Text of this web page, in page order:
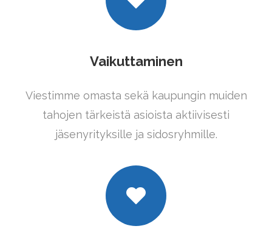
Vaikuttaminen
Viestimme omasta sekä kaupungin muiden
tahojen tärkeistä asioista aktiivisesti
jäsenyrityksille ja sidosryhmille.